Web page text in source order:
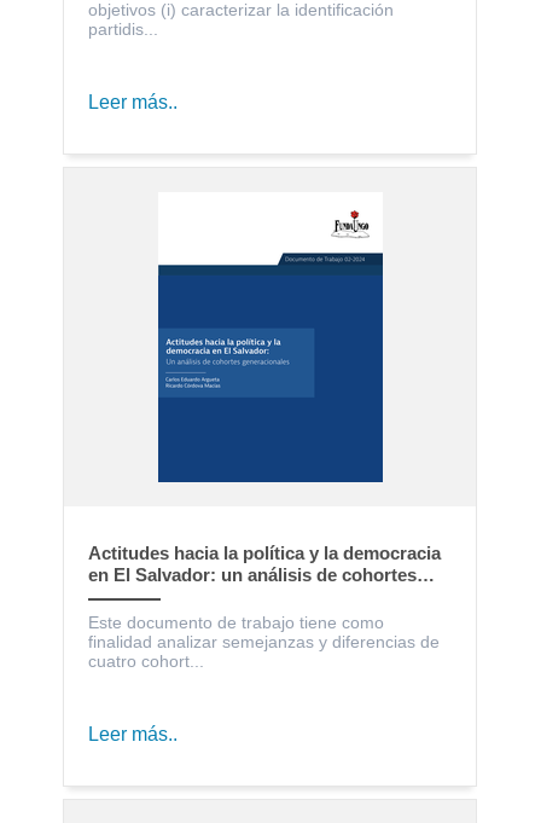
objetivos (i) caracterizar la identificación
partidis...
Leer más..
Actitudes hacia la política y la democracia
en El Salvador: un análisis de cohortes
generacionales
Este documento de trabajo tiene como
finalidad analizar semejanzas y diferencias de
cuatro cohort...
Leer más..